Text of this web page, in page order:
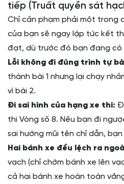
tiếp (Truất quyền sát
Chỉ cần phạm phải một trong
của bạn sẽ ngay lập tức kết
đạt, dù trước đó bạn đang có
Lỗi không đi đúng trình tự
thành bài 1 nhưng lại chạy
vì bài 2.
Đi sai hình của hạng xe thi:
thi Vòng số 8. Nếu bạn đi
sai hướng mũi tên chỉ dẫn,
Hai bánh xe đều lệch ra
vạch (chỉ chớm bánh xe lên
cả hai bánh xe hoàn toàn